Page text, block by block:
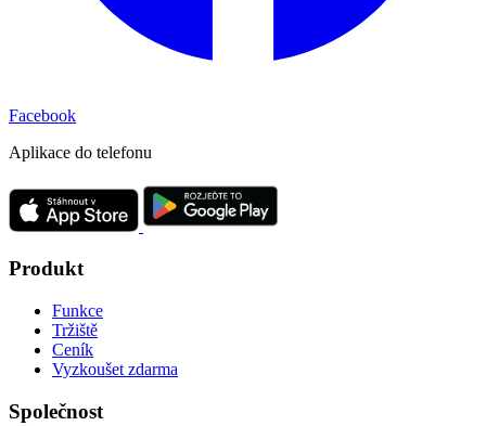
Facebook
Aplikace do telefonu
Produkt
Funkce
Tržiště
Ceník
Vyzkoušet zdarma
Společnost